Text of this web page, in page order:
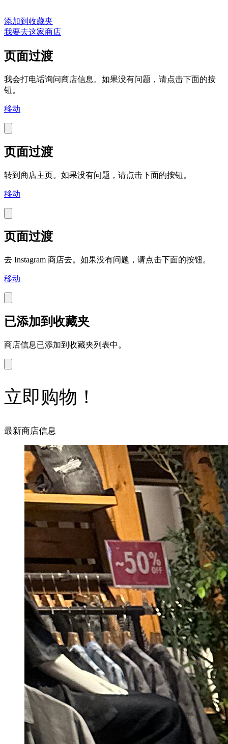
添加到收藏夹
我要去这家商店
页面过渡
我会打电话询问商店信息。如果没有问题，请点击下面的按
钮。
移动
页面过渡
转到商店主页。如果没有问题，请点击下面的按钮。
移动
页面过渡
去 Instagram 商店去。如果没有问题，请点击下面的按钮。
移动
已添加到收藏夹
商店信息已添加到收藏夹列表中。
立即购物！
最新商店信息